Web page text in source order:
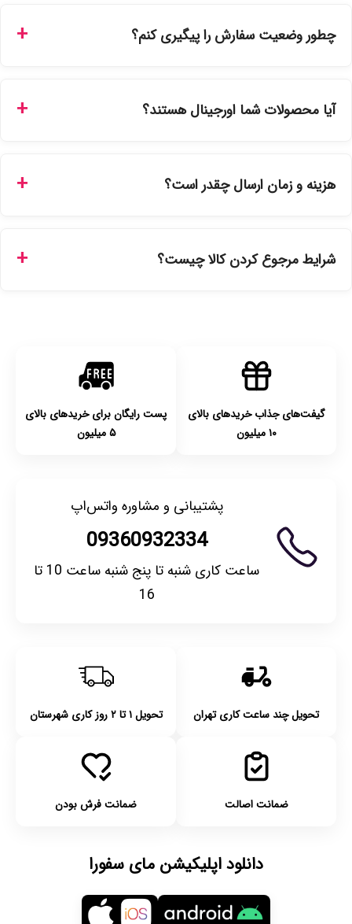
چطور وضعیت سفارش را پیگیری کنم؟
سفارشات در سایت، وضعیت لحظه‌ای مرسوله را مشاهده کنید.
آیا محصولات شما اورجینال هستند؟
نمایندگی‌های معتبر تهیه شده و دارای بچ‌کد قابل استعلام هستند.
هزینه و زمان ارسال چقدر است؟
انتخاب کنید و برای شهرستان‌ها بین یک الی ۳ روز کاری از طریق
شرایط مرجوع کردن کالا چیست؟
گیفت‌های جذاب خریدهای بالای
۱۰ میلیون
پست رایگان برای خریدهای بالای
۵ میلیون
پشتیبانی و مشاوره واتس‌اپ
09360932334
ساعت کاری شنبه تا پنج شنبه ساعت 10 تا
16
تحویل چند ساعت کاری تهران تحویل ۱ تا ۲ روز کاری شهرستان
ضمانت اصالت ضمانت فرش بودن
دانلود اپلیکیشن مای سفورا